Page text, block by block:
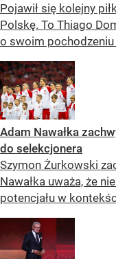
Pojawił się kolejny
Polskę. To Thiago
o swoim
Adam Nawałka
do selekcjonera
Szymon Żurkowski
Nawałka uważa, że
potencjału w